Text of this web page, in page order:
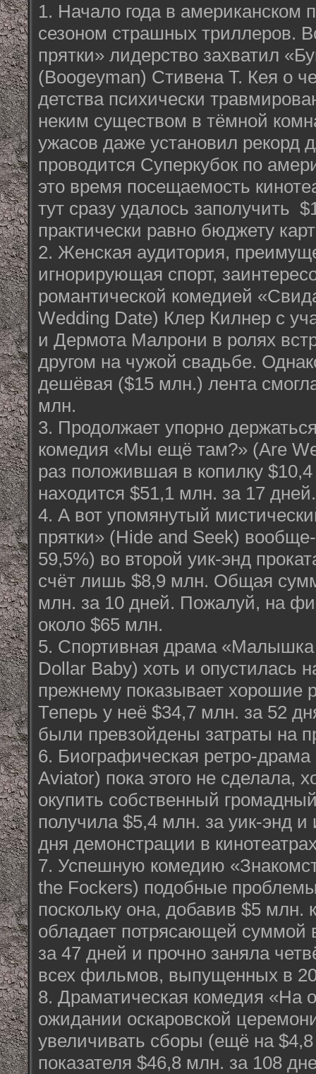
1. Начало года в американском
сезоном страшных триллеров.
прятки» лидерство захватил
(Boogeyman) Стивена Т. Кея о
детства психически
неким существом в тёмной
ужасов даже установил рекорд
проводится Суперкубок по
это время посещаемость
тут сразу удалось заполучить
практически равно бюджету
2. Женская аудитория,
игнорирующая спорт,
романтической комедией
Wedding Date) Клер Килнер с
и Дермота Малрони в ролях
другом на чужой свадьбе.
дешёвая ($15 млн.) лента
млн.
3. Продолжает упорно
комедия «Мы ещё там?» (Are
раз положившая в копилку
находится $51,1 млн. за 17 дней.
4. А вот упомянутый
прятки» (Hide and Seek)
59,5%) во второй уик-энд
счёт лишь $8,9 млн. Общая
млн. за 10 дней. Пожалуй, на
около $65 млн.
5. Спортивная драма
Dollar Baby) хоть и опустилась
прежнему показывает хорошие
Теперь у неё $34,7 млн. за 52
были превзойдены затраты на
6. Биографическая ретро-
Aviator) пока этого не сделала,
окупить собственный
получила $5,4 млн. за уик-энд
дня демонстрации в
7. Успешную комедию
the Fockers) подобные
поскольку она, добавив $5 млн.
обладает потрясающей суммой
за 47 дней и прочно заняла
всех фильмов, выпущенных в
8. Драматическая комедия «На
ожидании оскаровской
увеличивать сборы (ещё на
показателя $46,8 млн. за 108